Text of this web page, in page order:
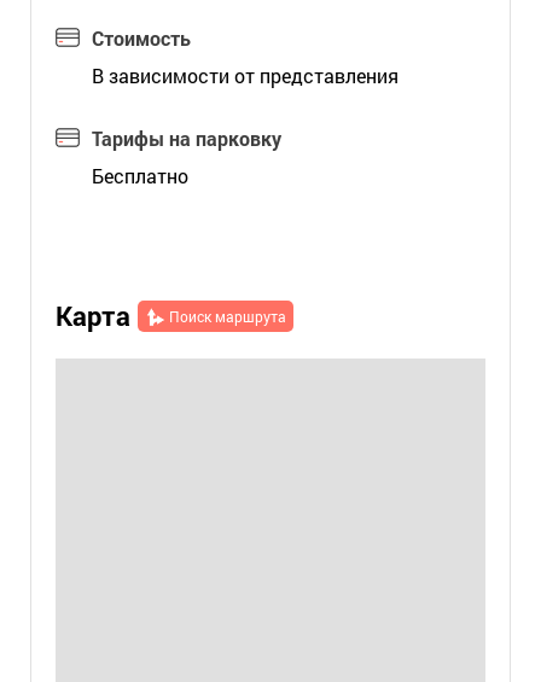
Стоимость
В зависимости от представления
Тарифы на парковку
Бесплатно
Карта Поиск маршрута